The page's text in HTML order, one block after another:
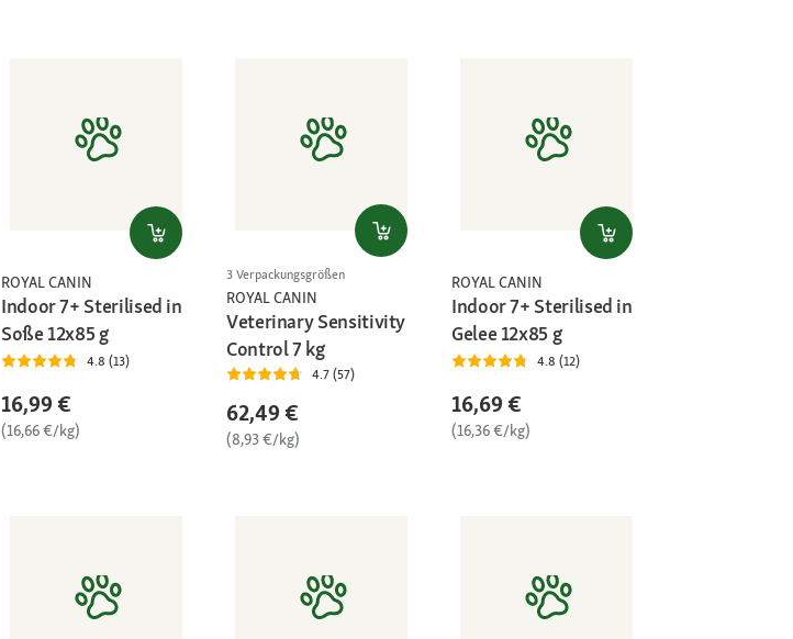
ROYAL CANIN
Indoor 7+ Sterilised in
Soße 12x85 g
4.8 (13)
16,99 €
(16,66 €/kg)
3 Verpackungsgrößen
ROYAL CANIN
Veterinary Sensitivity
Control 7 kg
4.7 (57)
62,49 €
(8,93 €/kg)
ROYAL CANIN
Indoor 7+ Sterilised in
Gelee 12x85 g
4.8 (12)
16,69 €
(16,36 €/kg)